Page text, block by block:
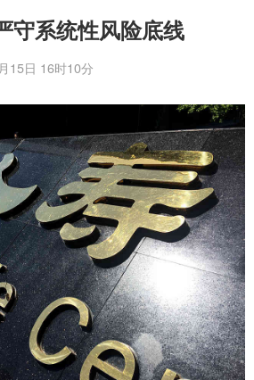
守系统性风险底线
15日 16时10分